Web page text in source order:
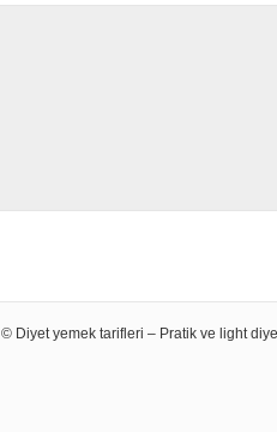
© Diyet yemek tarifleri – Pratik ve light